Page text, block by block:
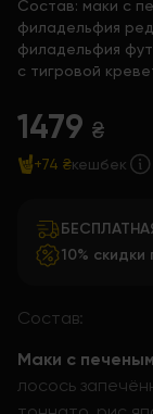
Состав: маки с
филадельфия ред
филадельфия
с тигровой
1479 ₴
+74 ₴кешбек
10%
Состав:
Маки с
лосось